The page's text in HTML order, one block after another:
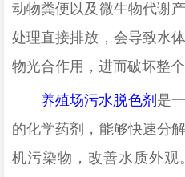
动物粪便以及微生物代谢
处理直接排放，会导致水
物光合作用，进而破坏整个
养殖场污水脱色剂 是
的化学药剂，能够快速分
机污染物，改善水质外